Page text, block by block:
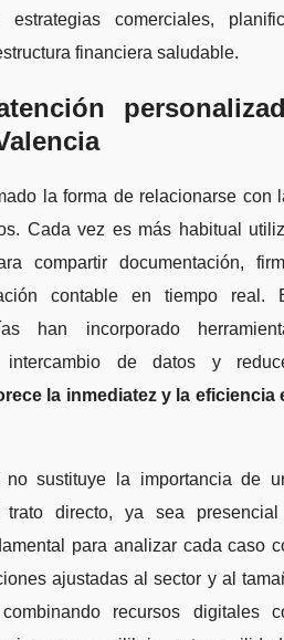
comerciales,
financiera saludable.
la forma de relacionarse con
Cada vez es más habitual
compartir documentación,
contable en tiempo real.
han incorporado
de datos y
la inmediatez y la eficiencia
sustituye la importancia de
trato directo, ya sea
para analizar cada caso
ajustadas al sector y al
recursos digitales